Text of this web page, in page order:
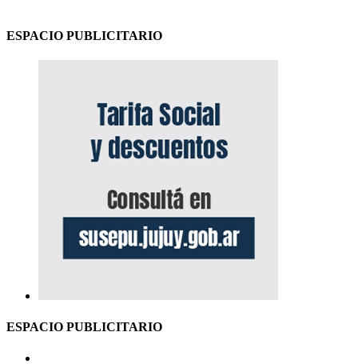
ESPACIO PUBLICITARIO
ESPACIO PUBLICITARIO